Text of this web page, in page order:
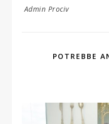
Admin Prociv
POTREBBE